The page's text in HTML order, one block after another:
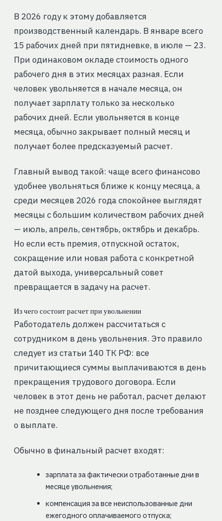
В 2026 году к этому добавляется
производственный календарь. В январе всего
15 рабочих дней при пятидневке, в июле — 23.
При одинаковом окладе стоимость одного
рабочего дня в этих месяцах разная. Если
человек увольняется в начале месяца, он
получает зарплату только за несколько
рабочих дней. Если увольняется в конце
месяца, обычно закрывает полный месяц и
получает более предсказуемый расчет.
Главный вывод такой: чаще всего финансово
удобнее увольняться ближе к концу месяца, а
среди месяцев 2026 года спокойнее выглядят
месяцы с большим количеством рабочих дней
— июль, апрель, сентябрь, октябрь и декабрь.
Но если есть премия, отпускной остаток,
сокращение или новая работа с конкретной
датой выхода, универсальный совет
превращается в задачу на расчет.
Из чего состоит расчет при увольнении
Работодатель должен рассчитаться с
сотрудником в день увольнения. Это правило
следует из статьи 140 ТК РФ: все
причитающиеся суммы выплачиваются в день
прекращения трудового договора. Если
человек в этот день не работал, расчет делают
не позднее следующего дня после требования
о выплате.
Обычно в финальный расчет входят:
зарплата за фактически отработанные дни в
месяце увольнения;
компенсация за все неиспользованные дни
ежегодного оплачиваемого отпуска;